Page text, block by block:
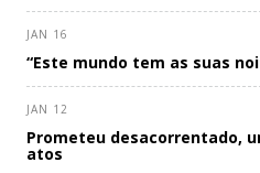
JAN 16
“Este mundo tem as suas
JAN 12
Prometeu desacorrentado,
atos